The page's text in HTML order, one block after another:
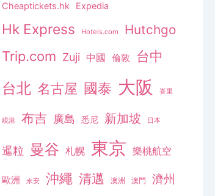
Cheaptickets.hk Expedia
Hk Express Hotels.com Hutchgo
Trip.com Zuji 中國 倫敦 台中
台北 名古屋 國泰 大阪 峇里
峴港 布吉 廣島 悉尼 新加坡 日本
暹粒 曼谷 札幌 東京 樂桃航空
歐洲 永安 沖繩 清邁 澳洲 澳門 濟州